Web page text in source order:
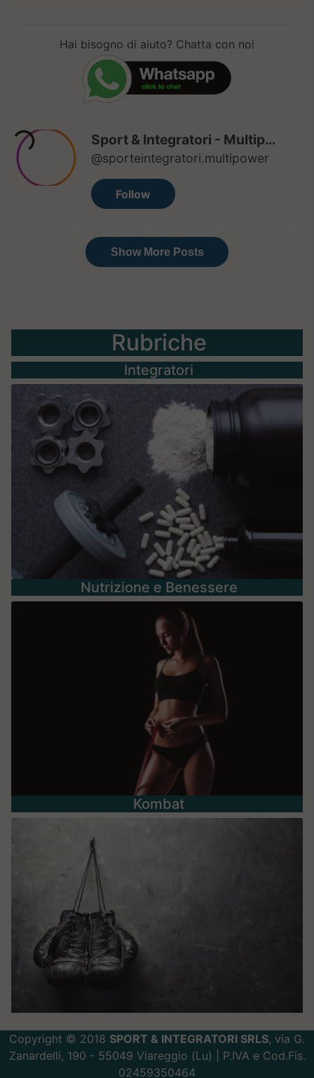
Hai bisogno di aiuto? Chatta con noi
Rubriche
Integratori
Nutrizione e Benessere
Kombat
Copyright © 2018 SPORT & INTEGRATORI SRLS, via G.
Zanardelli, 190 - 55049 Viareggio (Lu) | P.IVA e Cod.Fis.
02459350464